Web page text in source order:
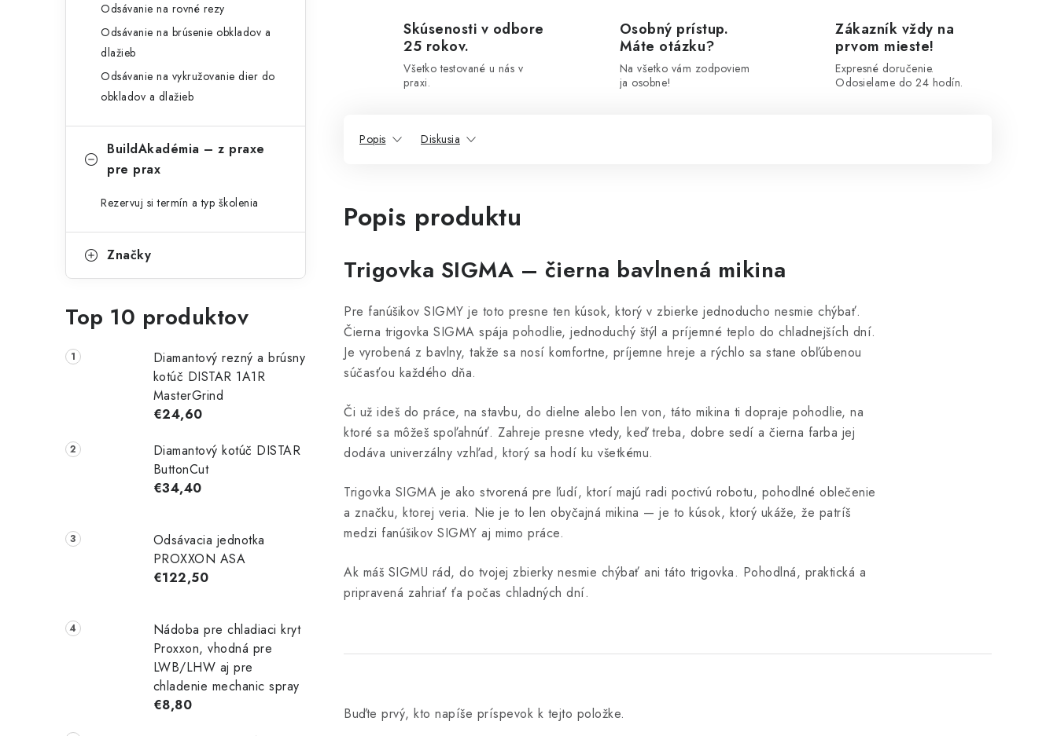
Odsávanie na rovné rezy
Odsávanie na brúsenie obkladov a
dlažieb
Odsávanie na vykružovanie dier do
obkladov a dlažieb
BuildAkadémia – z praxe
pre prax
Rezervuj si termín a typ školenia
Značky
Top 10 produktov
Diamantový rezný a brúsny
kotúč DISTAR 1A1R
MasterGrind
€24,60
Diamantový kotúč DISTAR
ButtonCut
€34,40
Odsávacia jednotka
PROXXON ASA
€122,50
Nádoba pre chladiaci kryt
Proxxon, vhodná pre
LWB/LHW aj pre
chladenie mechanic spray
€8,80
Skúsenosti v odbore
25 rokov.
Všetko testované u nás v
praxi.
Osobný prístup.
Máte otázku?
Na všetko vám zodpoviem
ja osobne!
Zákazník vždy na
prvom mieste!
Expresné doručenie.
Odosielame do 24 hodín.
Popis Diskusia
Popis produktu
Trigovka SIGMA – čierna bavlnená mikina
Pre fanúšikov SIGMY je toto presne ten kúsok, ktorý v zbierke jednoducho nesmie chýbať.
Čierna trigovka SIGMA spája pohodlie, jednoduchý štýl a príjemné teplo do chladnejších dní.
Je vyrobená z bavlny, takže sa nosí komfortne, príjemne hreje a rýchlo sa stane obľúbenou
súčasťou každého dňa.
Či už ideš do práce, na stavbu, do dielne alebo len von, táto mikina ti dopraje pohodlie, na
ktoré sa môžeš spoľahnúť. Zahreje presne vtedy, keď treba, dobre sedí a čierna farba jej
dodáva univerzálny vzhľad, ktorý sa hodí ku všetkému.
Trigovka SIGMA je ako stvorená pre ľudí, ktorí majú radi poctivú robotu, pohodlné oblečenie
a značku, ktorej veria. Nie je to len obyčajná mikina — je to kúsok, ktorý ukáže, že patríš
medzi fanúšikov SIGMY aj mimo práce.
Ak máš SIGMU rád, do tvojej zbierky nesmie chýbať ani táto trigovka. Pohodlná, praktická a
pripravená zahriať ťa počas chladných dní.
Buďte prvý, kto napíše príspevok k tejto položke.